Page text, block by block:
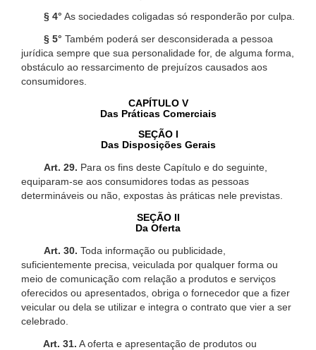
§ 4° As sociedades coligadas só responderão por culpa.
§ 5° Também poderá ser desconsiderada a pessoa
jurídica sempre que sua personalidade for, de alguma forma,
obstáculo ao ressarcimento de prejuízos causados aos
consumidores.
CAPÍTULO V
Das Práticas Comerciais
SEÇÃO I
Das Disposições Gerais
Art. 29. Para os fins deste Capítulo e do seguinte,
equiparam-se aos consumidores todas as pessoas
determináveis ou não, expostas às práticas nele previstas.
SEÇÃO II
Da Oferta
Art. 30. Toda informação ou publicidade,
suficientemente precisa, veiculada por qualquer forma ou
meio de comunicação com relação a produtos e serviços
oferecidos ou apresentados, obriga o fornecedor que a fizer
veicular ou dela se utilizar e integra o contrato que vier a ser
celebrado.
Art. 31. A oferta e apresentação de produtos ou